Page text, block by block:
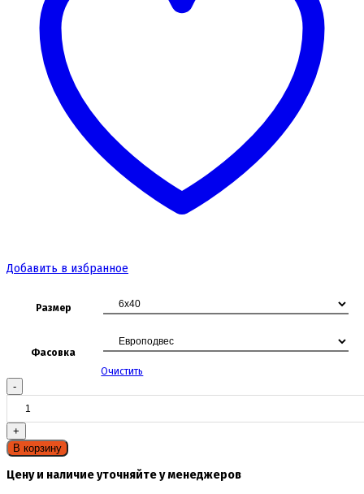
Добавить в избранное
Размер
Фасовка
Очистить
Количество
товара
Шуруп-
В корзину
Цену и наличие уточняйте у менеджеров